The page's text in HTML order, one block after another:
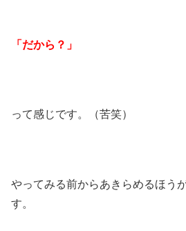
「だから？」
って感じです。（苦笑）
やってみる前からあきらめるほう
す。